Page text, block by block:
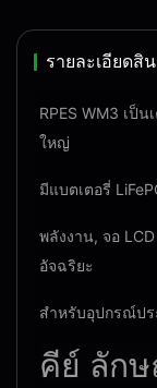
รายละเอียดสิ
RPES WM3 เป็
ใหญ่
มีแบตเตอรี่
พลังงาน, จอ
อัจฉริยะ
สําหรับอุปกรณ์ป
คีย์ ลัก